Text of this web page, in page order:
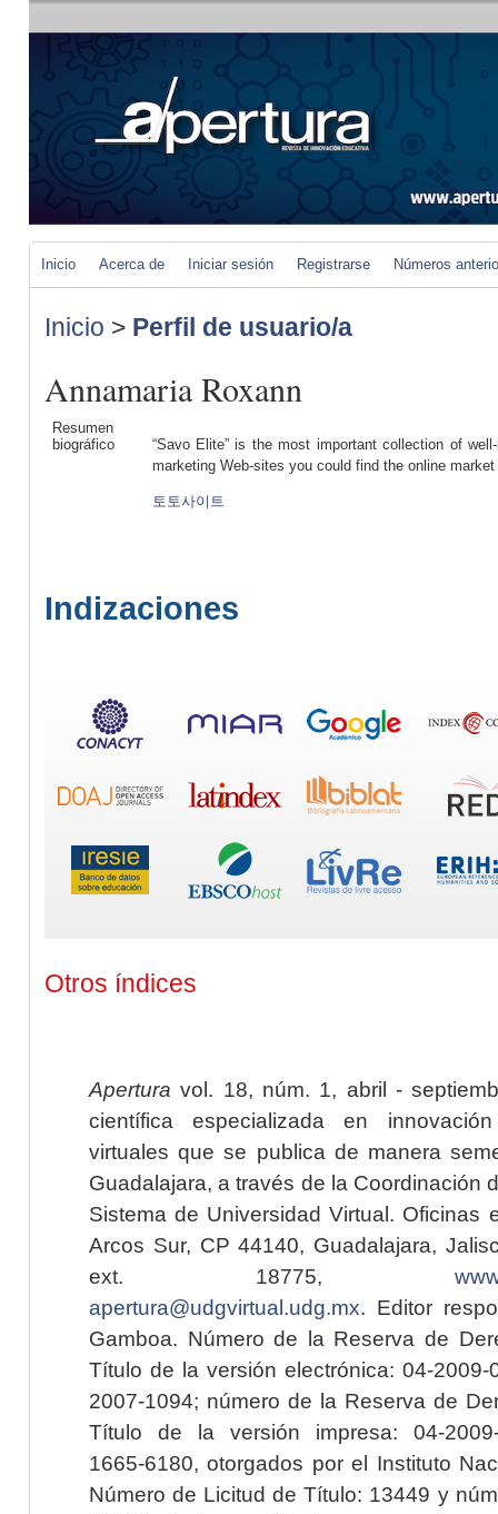
Inicio Acerca de Iniciar sesión Registrarse Números
Inicio > Perfil de usuario/a
Annamaria Roxann
Resumen
biográfico
“Savo Elite” is the most important collection of
marketing Web-sites you could find the online market
토토사이트
Indizaciones
Otros índices
Apertura vol. 18, núm. 1, abril -
científica especializada en
virtuales que se publica de manera
Guadalajara, a través de la Coordinación
Sistema de Universidad Virtual. Oficinas
Arcos Sur, CP 44140, Guadalajara,
ext. 18775,
apertura@udgvirtual.udg.mx. Editor
Gamboa. Número de la Reserva de
Título de la versión electrónica: 04-2009-
2007-1094; número de la Reserva de
Título de la versión impresa: 04-2009-
1665-6180, otorgados por el Instituto
Número de Licitud de Título: 13449 y